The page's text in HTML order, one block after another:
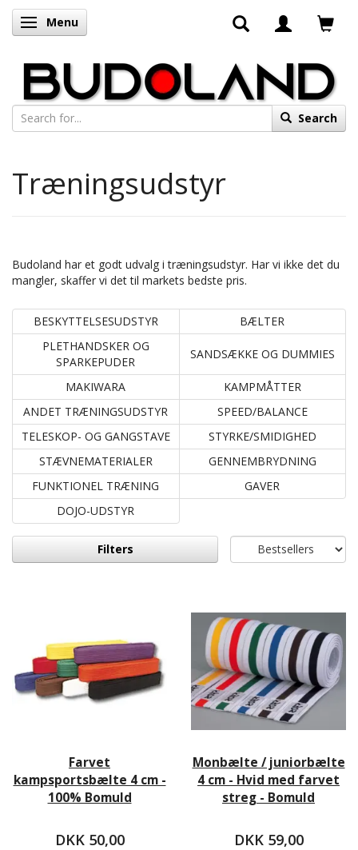
Toggle navigation
Menu
Search
Træningsudstyr
Budoland har et godt udvalg i træningsudstyr. Har vi ikke det du
mangler, skaffer vi det til markets bedste pris.
BESKYTTELSESUDSTYR
BÆLTER
PLETHANDSKER OG
SPARKEPUDER
SANDSÆKKE OG DUMMIES
MAKIWARA
KAMPMÅTTER
ANDET TRÆNINGSUDSTYR
SPEED/BALANCE
TELESKOP- OG GANGSTAVE
STYRKE/SMIDIGHED
STÆVNEMATERIALER
GENNEMBRYDNING
FUNKTIONEL TRÆNING
GAVER
DOJO-UDSTYR
Filters
Farvet
kampsportsbælte 4 cm -
100% Bomuld
DKK 50,00
Monbælte / juniorbælte
4 cm - Hvid med farvet
streg - Bomuld
DKK 59,00